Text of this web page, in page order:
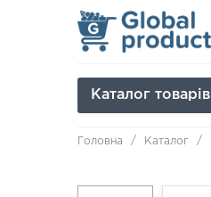
Каталог товарів
Головна Каталог